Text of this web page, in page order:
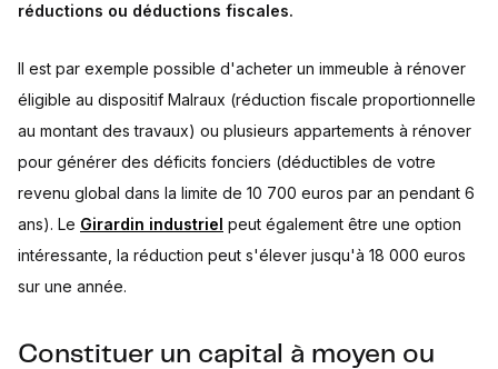
réductions ou déductions fiscales.
Il est par exemple possible d'acheter un immeuble à rénover
éligible au dispositif Malraux (réduction fiscale proportionnelle
au montant des travaux) ou plusieurs appartements à rénover
pour générer des déficits fonciers (déductibles de votre
revenu global dans la limite de 10 700 euros par an pendant 6
ans). Le Girardin industriel peut également être une option
intéressante, la réduction peut s'élever jusqu'à 18 000 euros
sur une année.
Constituer un capital à moyen ou